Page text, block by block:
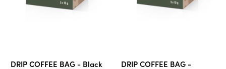
DRIP COFFEE BAG - Black
DRIP COFFEE BAG -